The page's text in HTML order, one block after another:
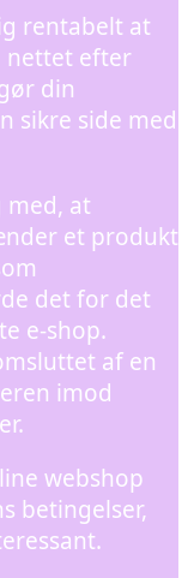
rentabelt at
nettet efter
din
sikre side med
at
et produkt
det for det
e-shop.
af en
imod
webshop
betingelser,